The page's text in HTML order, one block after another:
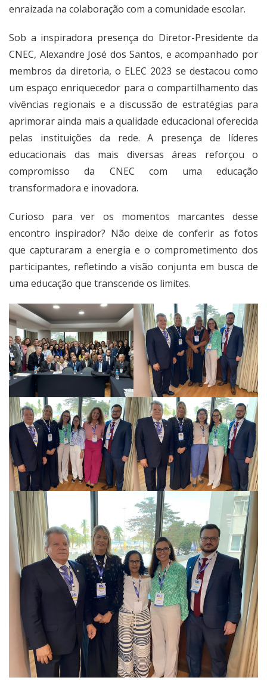
enraizada na colaboração com a comunidade escolar.
Sob a inspiradora presença do Diretor-Presidente da
CNEC, Alexandre José dos Santos, e acompanhado por
membros da diretoria, o ELEC 2023 se destacou como
um espaço enriquecedor para o compartilhamento das
vivências regionais e a discussão de estratégias para
aprimorar ainda mais a qualidade educacional oferecida
pelas instituições da rede. A presença de líderes
educacionais das mais diversas áreas reforçou o
compromisso da CNEC com uma educação
transformadora e inovadora.
Curioso para ver os momentos marcantes desse
encontro inspirador? Não deixe de conferir as fotos
que capturaram a energia e o comprometimento dos
participantes, refletindo a visão conjunta em busca de
uma educação que transcende os limites.